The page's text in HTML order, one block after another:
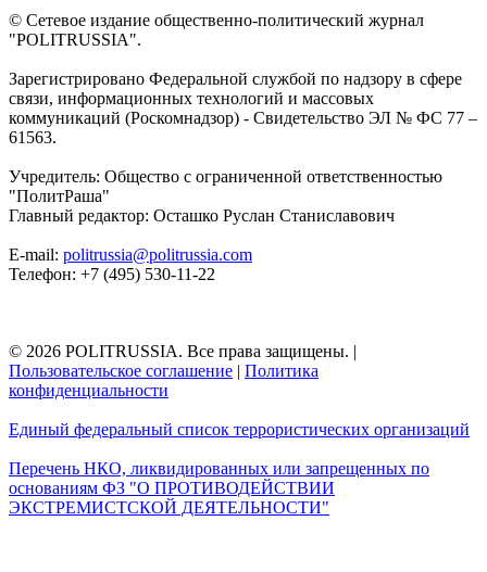
© Сетевое издание общественно-политический журнал
"POLITRUSSIA".
Зарегистрировано Федеральной службой по надзору в сфере
связи, информационных технологий и массовых
коммуникаций (Роскомнадзор) - Свидетельство ЭЛ № ФС 77 –
61563.
Учредитель: Общество с ограниченной ответственностью
"ПолитРаша"
Главный редактор: Осташко Руслан Станиславович
E-mail: politrussia@politrussia.com
Телефон: +7 (495) 530-11-22
© 2026 POLITRUSSIA. Все права защищены. |
Пользовательское соглашение | Политика
конфиденциальности
Единый федеральный список террористических организаций
Перечень НКО, ликвидированных или запрещенных по
основаниям ФЗ "О ПРОТИВОДЕЙСТВИИ
ЭКСТРЕМИСТСКОЙ ДЕЯТЕЛЬНОСТИ"